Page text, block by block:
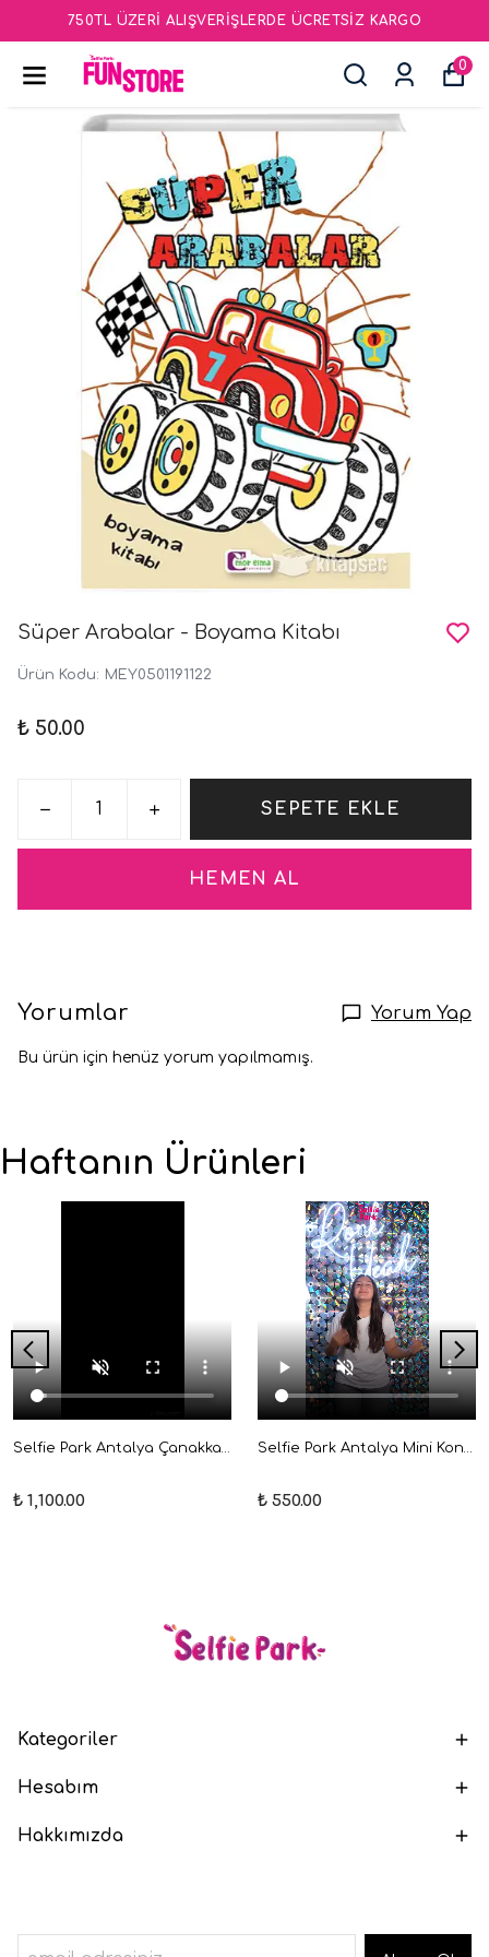
750TL ÜZERI ALIŞVERIŞLERDE ÜCRETSIZ KARGO
0
Süper Arabalar - Boyama Kitabı
Ürün Kodu: MEY0501191122
₺ 50.00
SEPETE EKLE
HEMEN AL
Yorumlar Yorum Yap
Bu ürün için henüz yorum yapılmamış.
Haftanın Ürünleri
Selfie Park Antalya Çanakkale Zaferi Sergisi Giriş Bileti Dijital
₺ 1,100.00
Selfie Park Antalya Mini Konser Öğrenci Giriş Bileti Dijital
₺ 550.00
Kategoriler
Hesabım
Hakkımızda